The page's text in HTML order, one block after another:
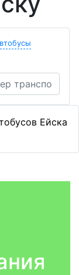
Ейска